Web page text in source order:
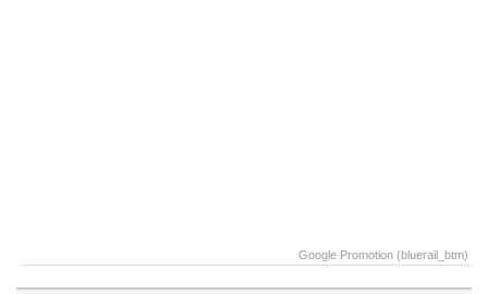
Google Promotion (bluerail_btm)